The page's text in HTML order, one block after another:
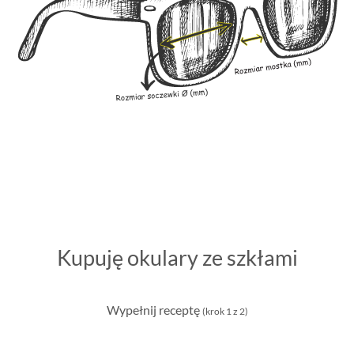
Kupuję okulary ze szkłami
Wypełnij receptę (krok 1 z 2)